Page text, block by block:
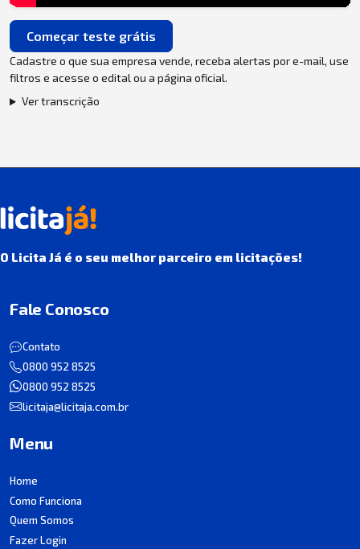
Começar teste grátis
Cadastre o que sua empresa vende, receba alertas por e-mail, use
filtros e acesse o edital ou a página oficial.
Ver transcrição
O Licita Já é o seu melhor parceiro em licitações!
Fale Conosco
Contato
0800 952 8525
0800 952 8525
licitaja@licitaja.com.br
Menu
Home
Como Funciona
Quem Somos
Fazer Login